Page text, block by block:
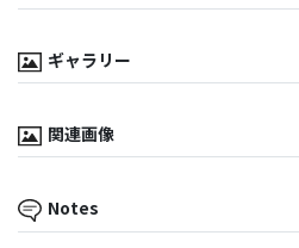
ギャラリー
関連画像
Notes